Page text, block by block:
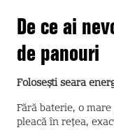
De ce ai
de panouri
Folosești seara
Fără baterie, o
pleacă în rețea,